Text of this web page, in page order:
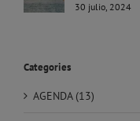
30 julio, 2024
Categories
AGENDA (13)